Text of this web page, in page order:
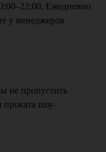
Ежедневно
у менеджеров
не пропустить
проката шоу-